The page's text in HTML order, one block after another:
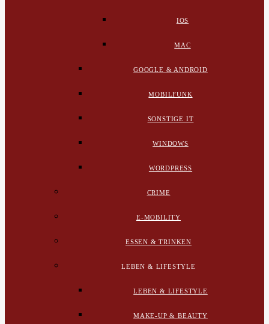
IOS
MAC
GOOGLE & ANDROID
MOBILFUNK
SONSTIGE IT
WINDOWS
WORDPRESS
CRIME
E-MOBILITY
ESSEN & TRINKEN
LEBEN & LIFESTYLE
LEBEN & LIFESTYLE
MAKE-UP & BEAUTY